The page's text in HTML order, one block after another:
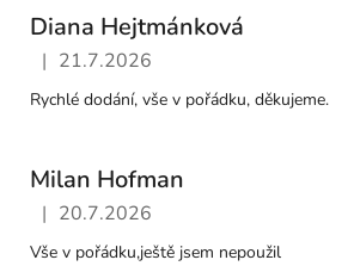
Diana Hejtmánková
Hodnocení obchodu je 5 z 5 hvězdiček.
| 21.7.2026
Rychlé dodání, vše v pořádku, děkujeme.
Milan Hofman
Hodnocení obchodu je 5 z 5 hvězdiček.
| 20.7.2026
Vše v pořádku,ještě jsem nepoužil